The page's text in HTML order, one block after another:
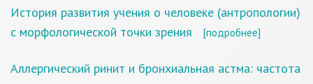
История развития учения о человеке (антропологии)
с морфологической точки зрения
[подробнее]
Аллергический ринит и бронхиальная астма: частота